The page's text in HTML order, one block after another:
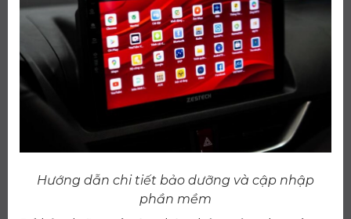
Hướng dẫn chi tiết bảo dưỡng và cập nhập
phần mềm